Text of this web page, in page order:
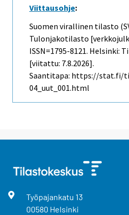
Viittausohje:
Suomen virallinen tilasto
Tulonjakotilasto
ISSN=1795-8121. Helsinki:
[viitattu: 7.8.2026].
Saantitapa: https://
04_uut_001.html
Työpajankatu 13
00580 Helsinki